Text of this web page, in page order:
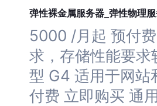
弹性裸金属服务器 _弹性物理
5000 /月起 预付
求，存储性能要
型 G4 适用于网站
付费 立即购买 通